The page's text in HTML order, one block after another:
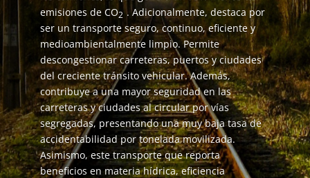
emisiones de CO2 . Adicionalmente, destaca por
ser un transporte seguro, continuo, eficiente y
medioambientalmente limpio. Permite
descongestionar carreteras, puertos y ciudades
del creciente tránsito vehicular. Además,
contribuye a una mayor seguridad en las
carreteras y ciudades al circular por vías
segregadas, presentando una muy baja tasa de
accidentabilidad por tonelada movilizada.
Asimismo, este transporte que reporta
beneficios en materia hídrica, eficiencia